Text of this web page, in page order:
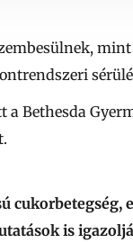
Bethesda
cukorbetegség,
is